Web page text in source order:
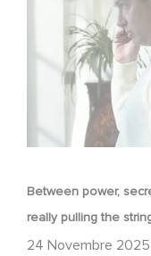
Between power,
really pulling the
24 Novembre 2025